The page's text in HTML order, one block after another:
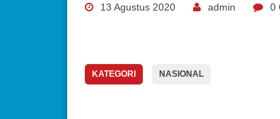
13 Agustus 2020 admin 0
KATEGORI NASIONAL